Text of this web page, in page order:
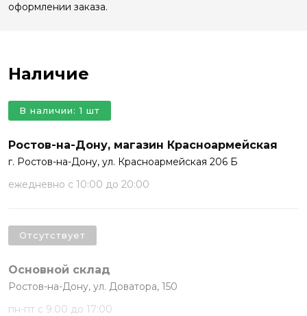
оформлении заказа.
Наличие
Ростов-на-Дону, магазин Красноармейская
г. Ростов-на-Дону, ул. Красноармейская 206 Б
ежедневно с 10:00 до 20:00
В наличии: 1 шт
Основной склад
Ростов-на-Дону, ул. Доватора, 150
пн-пт с 9:00 до 17:00
Отсутствует